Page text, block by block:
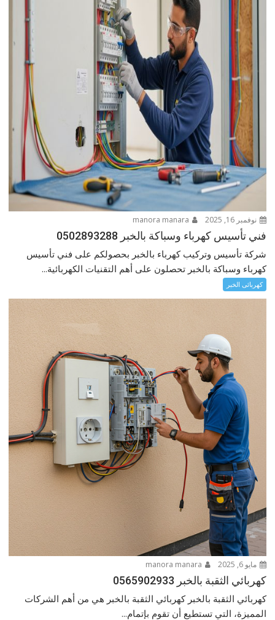
نوفمبر 16, 2025
فني تأسيس كهرباء وسباكة بالخبر 0502893288
شركة تأسيس وتركيب كهرباء بالخبر بحصولكم على فني تأسيس
كهرباء وسباكة بالخبر تحصلون على أهم التقنيات الكهربائية...
كهربائى الخبر
مايو 6, 2025
كهربائي الثقبة بالخبر 0565902933
كهربائي الثقبة بالخبر كهربائي الثقبة بالخبر هي من أهم الشركات
المميزة، التي تستطيع أن تقوم بإتمام...